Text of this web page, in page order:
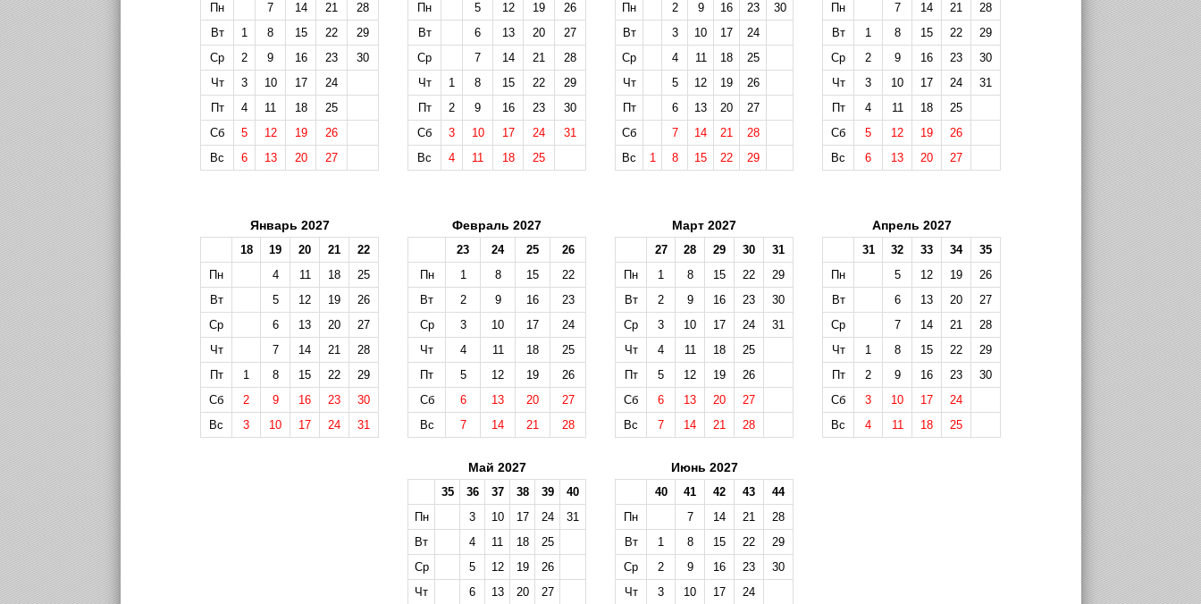
Пн
7 14 21
28
Вт
1 8 15 22
29
Ср
2 9 16 23
30
Чт
3 10 17
24
Пт
4 11 18
25
Сб
5 12 19
26
Вс
6 13 20 27
Пн
5 12 19
26
Вт
6 13 20
27
Ср
7 14 21
28
Чт
1 8 15 22
29
Пт
2 9 16 23
30
Сб
3 10 17 24
31
Вс
4 11 18 25
Пн
2 9 16 23
30
Вт
3 10 17
24
Ср
4 11 18
25
Чт
5 12 19
26
Пт
6 13 20
27
Сб
7 14 21
28
Вс
1 8 15 22 29
Пн
7 14 21
28
Вт
1 8 15 22
29
Ср
2 9 16 23
30
Чт
3 10 17 24
31
Пт
4 11 18
25
Сб
5 12 19
26
Вс
6 13 20 27
Январь 2027
18 19 20 21
22
Пн
4 11 18
25
Вт
5 12 19
26
Ср
6 13 20
27
Чт
7 14 21
28
Пт
1 8 15 22
29
Сб
2 9 16 23
30
Вс
3 10 17 24 31
Февраль 2027
23 24 25
26
Пн
1 8 15
22
Вт
2 9 16
23
Ср
3 10 17
24
Чт
4 11 18
25
Пт
5 12 19
26
Сб
6 13 20
27
Вс
7 14 21 28
Март 2027
27 28 29 30
31
Пн
1 8 15 22
29
Вт
2 9 16 23
30
Ср
3 10 17 24
31
Чт
4 11 18
25
Пт
5 12 19
26
Сб
6 13 20
27
Вс
7 14 21 28
Апрель 2027
31 32 33 34
35
Пн
5 12 19
26
Вт
6 13 20
27
Ср
7 14 21
28
Чт
1 8 15 22
29
Пт
2 9 16 23
30
Сб
3 10 17
24
Вс
4 11 18 25
Май 2027
35 36 37 38 39
40
Пн
3 10 17 24
31
Вт
4 11 18
25
Ср
5 12 19
26
Чт
6 13 20 27
Июнь 2027
40 41 42 43
44
Пн
7 14 21
28
Вт
1 8 15 22
29
Ср
2 9 16 23
30
Чт
3 10 17 24